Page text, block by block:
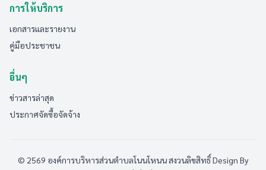
การให้บริการ
เอกสารและรายงาน
คู่มือประชาชน
อื่นๆ
ข่าวสารล่าสุด
ประกาศจัดซื้อจัดจ้าง
© 2569 องค์การบริหารส่วนตำบลโนนโหนน สงวนลิขสิทธิ์Design By